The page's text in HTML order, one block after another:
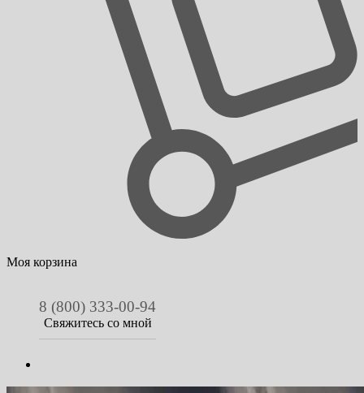
Моя корзина
8 (800) 333-00-94
Свяжитесь со мной